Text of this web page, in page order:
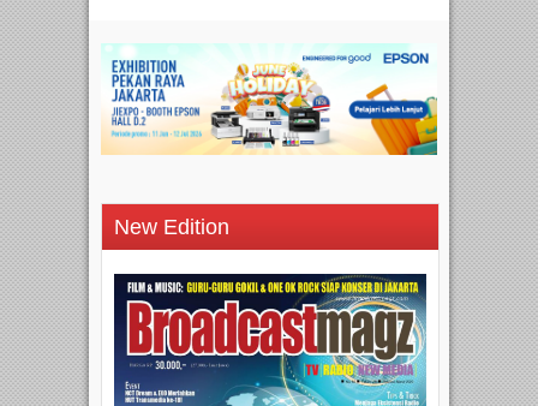
New Edition